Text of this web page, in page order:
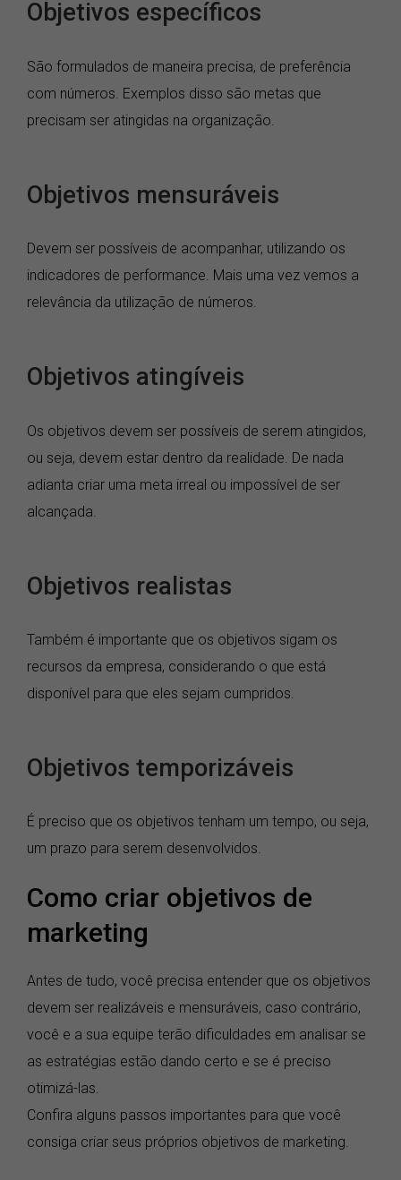
Objetivos específicos
São formulados de maneira precisa, de preferência
com números. Exemplos disso são metas que
precisam ser atingidas na organização.
Objetivos mensuráveis
Devem ser possíveis de acompanhar, utilizando os
indicadores de performance. Mais uma vez vemos a
relevância da utilização de números.
Objetivos atingíveis
Os objetivos devem ser possíveis de serem atingidos,
ou seja, devem estar dentro da realidade. De nada
adianta criar uma meta irreal ou impossível de ser
alcançada.
Objetivos realistas
Também é importante que os objetivos sigam os
recursos da empresa, considerando o que está
disponível para que eles sejam cumpridos.
Objetivos temporizáveis
É preciso que os objetivos tenham um tempo, ou seja,
um prazo para serem desenvolvidos.
Como criar objetivos de
marketing
Antes de tudo, você precisa entender que os objetivos
devem ser realizáveis e mensuráveis, caso contrário,
você e a sua equipe terão dificuldades em analisar se
as estratégias estão dando certo e se é preciso
otimizá-las.
Confira alguns passos importantes para que você
consiga criar seus próprios objetivos de marketing.